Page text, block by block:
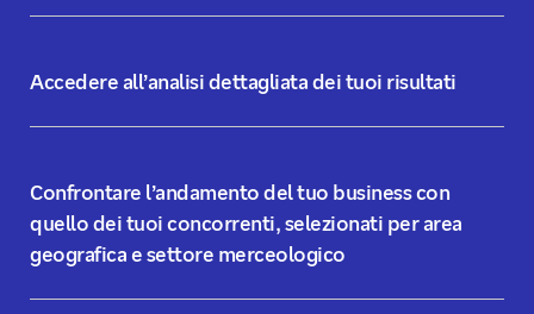
Accedere all’analisi dettagliata dei tuoi risultati
Confrontare l’andamento del tuo business con
quello dei tuoi concorrenti, selezionati per area
geografica e settore merceologico